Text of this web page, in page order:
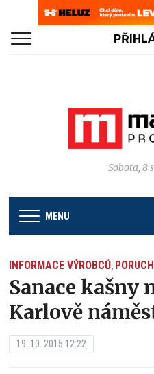
Sobota, 8
MENU
INFORMACE VÝROBCŮ,
Sanace kašny
Karlově
19. 10. 2015 12:22